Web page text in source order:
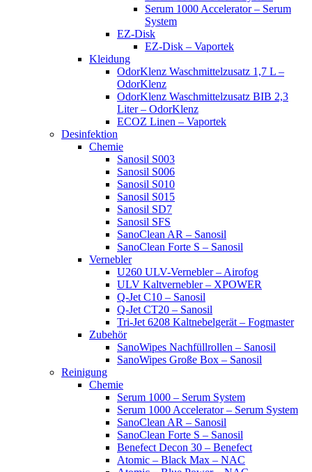
Serum 1000 Accelerator – Serum
System
EZ-Disk
EZ-Disk – Vaportek
Kleidung
OdorKlenz Waschmittelzusatz 1,7 L –
OdorKlenz
OdorKlenz Waschmittelzusatz BIB 2,3
Liter – OdorKlenz
ECOZ Linen – Vaportek
Desinfektion
Chemie
Sanosil S003
Sanosil S006
Sanosil S010
Sanosil S015
Sanosil SD7
Sanosil SFS
SanoClean AR – Sanosil
SanoClean Forte S – Sanosil
Vernebler
U260 ULV-Vernebler – Airofog
ULV Kaltvernebler – XPOWER
Q-Jet C10 – Sanosil
Q-Jet CT20 – Sanosil
Tri-Jet 6208 Kaltnebelgerät – Fogmaster
Zubehör
SanoWipes Nachfüllrollen – Sanosil
SanoWipes Große Box – Sanosil
Reinigung
Chemie
Serum 1000 – Serum System
Serum 1000 Accelerator – Serum System
SanoClean AR – Sanosil
SanoClean Forte S – Sanosil
Benefect Decon 30 – Benefect
Atomic – Black Max – NAC